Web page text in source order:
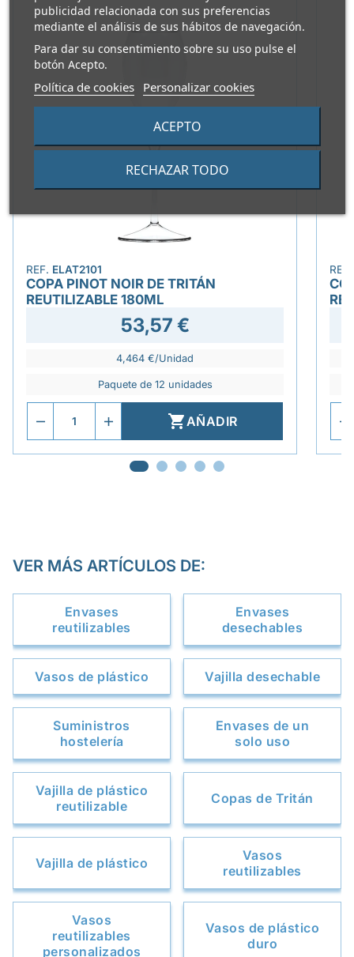
publicidad relacionada con sus preferencias
mediante el análisis de sus hábitos de navegación.
Para dar su consentimiento sobre su uso pulse el
botón Acepto.
Política de cookies Personalizar cookies
RECHAZAR TODO
ACEPTO
REF. ELAT2101
COPA PINOT NOIR DE TRITÁN
REUTILIZABLE 180ML
53,57 €
4,464 €/Unidad
Paquete de 12 unidades
AÑADIR
VER MÁS ARTÍCULOS DE:
Envases
reutilizables
Envases
desechables
Vasos de plástico Vajilla desechable
Suministros
hostelería
Envases de un
solo uso
Vajilla de plástico
reutilizable
Copas de Tritán
Vajilla de plástico
Vasos
reutilizables
Vasos
reutilizables
personalizados
Vasos de plástico
duro